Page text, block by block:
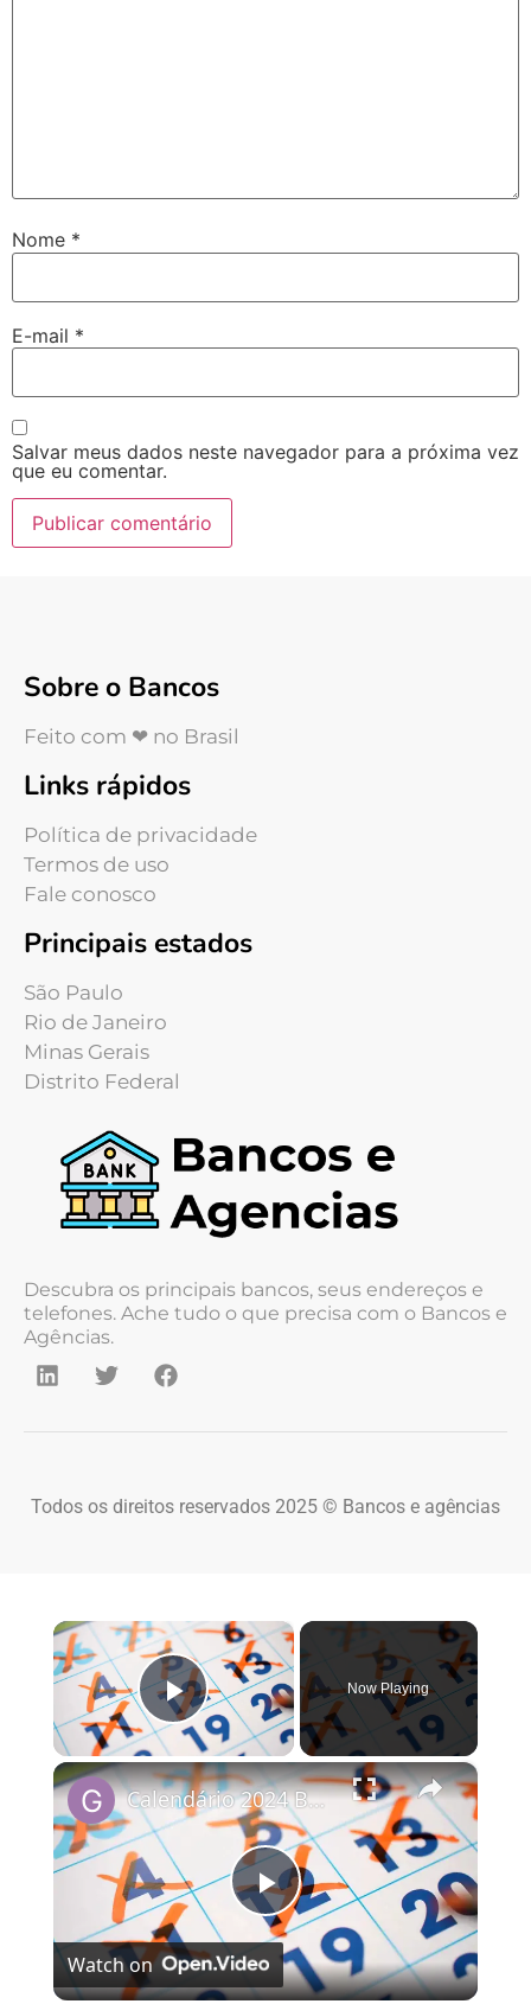
Nome *
E-mail *
Salvar meus dados neste navegador para a próxima vez
que eu comentar.
Sobre o Bancos
Feito com ❤ no Brasil
Links rápidos
Política de privacidade
Termos de uso
Fale conosco
Principais estados
São Paulo
Rio de Janeiro
Minas Gerais
Distrito Federal
Descubra os principais bancos, seus endereços e
telefones. Ache tudo o que precisa com o Bancos e
Agências.
Todos os direitos reservados 2025 © Bancos e agências
×
Play Video
Now Playing
×
Play Video
Calendário 2024 Brasil
Watch on